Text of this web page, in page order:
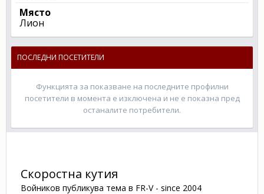
Място
Лион
ПОСЛЕДНИ ПОСЕТИТЕЛИ
Функцията за показване на последните профилни
посетители в момента е изключена и не е показна пред
останалите потребители.
Скоростна кутия
Войников публикува тема в FR-V - since 2004